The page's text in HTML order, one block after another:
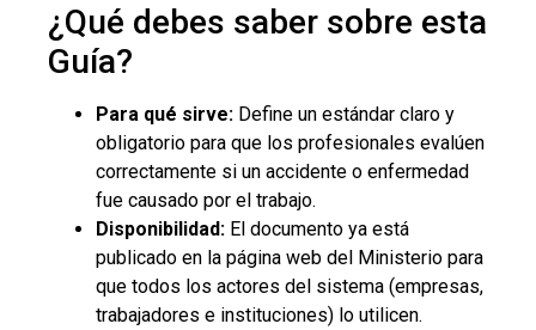
¿Qué debes saber sobre esta
Guía?
Para qué sirve: Define un estándar claro y
obligatorio para que los profesionales evalúen
correctamente si un accidente o enfermedad
fue causado por el trabajo.
Disponibilidad: El documento ya está
publicado en la página web del Ministerio para
que todos los actores del sistema (empresas,
trabajadores e instituciones) lo utilicen.